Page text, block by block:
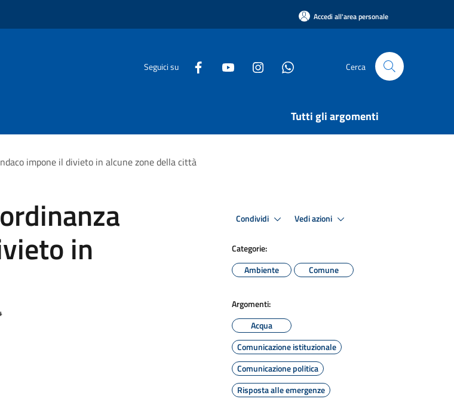
Accedi all'area personale
Seguici su Cerca
Tutti gli argomenti
impone il divieto in alcune zone della città
in
Condividi Vedi azioni
Categorie:
Ambiente
Comune
Argomenti:
Acqua
Comunicazione istituzionale
Comunicazione politica
Risposta alle emergenze